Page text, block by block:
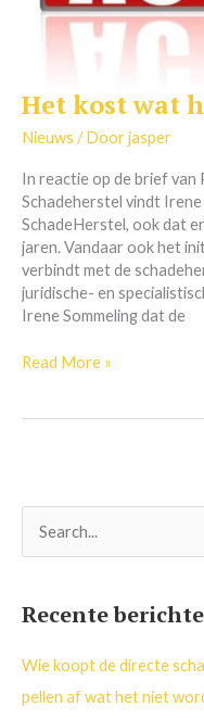
Het kost wat
Nieuws / Doorjasper
In reactie op de brief van
Schadeherstel vindt
SchadeHerstel, ook dat
jaren. Vandaar ook het
verbindt met de
juridische- en
Irene Sommeling dat de
Het
wat
kost
Read More »
n
a
Recente
Wie koopt de directe
pellen af wat het niet